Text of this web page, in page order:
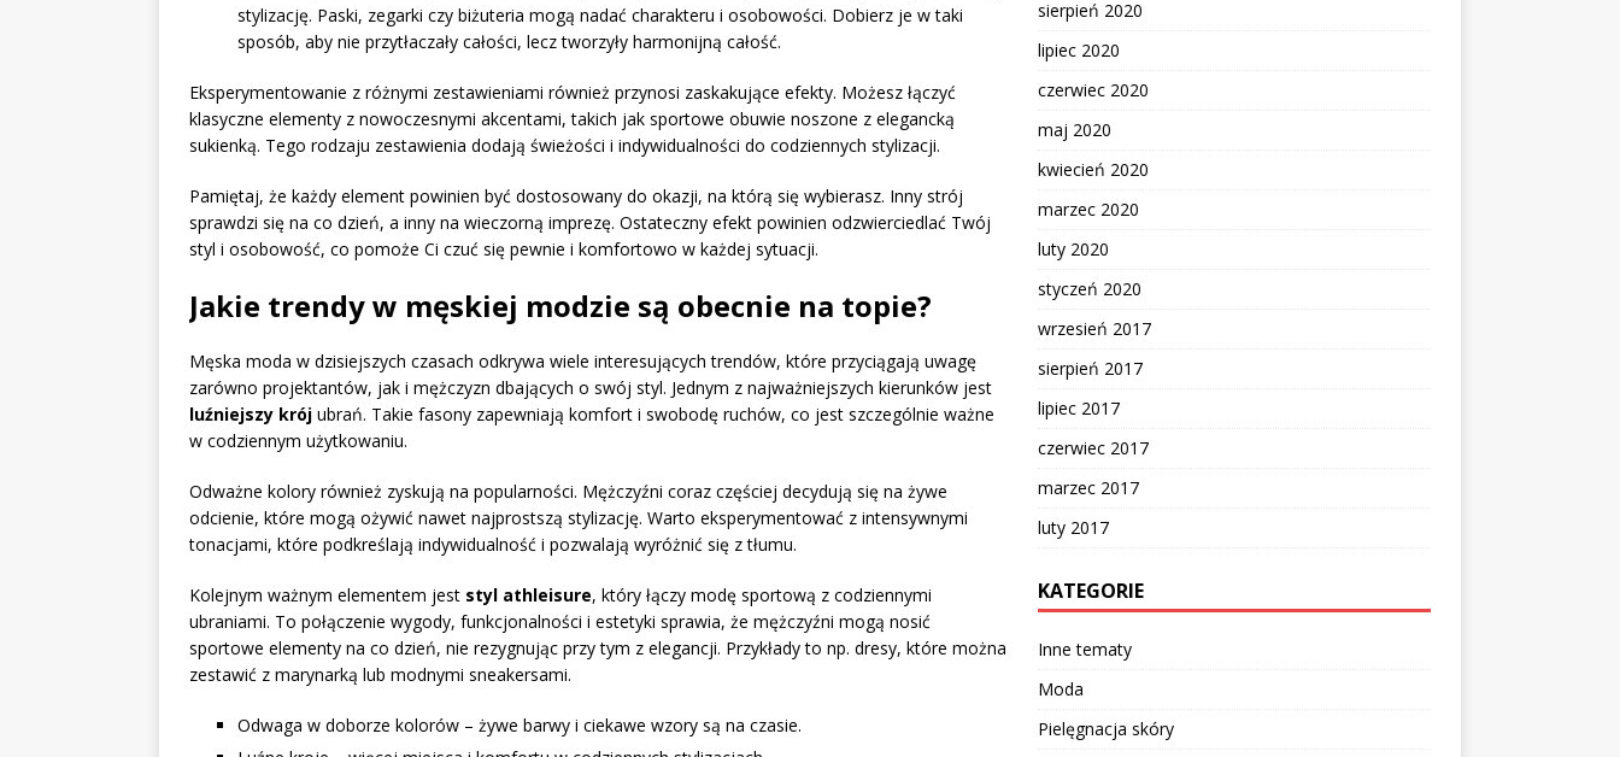
stylizację. Paski, zegarki czy biżuteria mogą nadać charakteru i osobowości. Dobierz je w taki
sposób, aby nie przytłaczały całości, lecz tworzyły harmonijną całość.
Eksperymentowanie z różnymi zestawieniami również przynosi zaskakujące efekty. Możesz łączyć
klasyczne elementy z nowoczesnymi akcentami, takich jak sportowe obuwie noszone z elegancką
sukienką. Tego rodzaju zestawienia dodają świeżości i indywidualności do codziennych stylizacji.
Pamiętaj, że każdy element powinien być dostosowany do okazji, na którą się wybierasz. Inny strój
sprawdzi się na co dzień, a inny na wieczorną imprezę. Ostateczny efekt powinien odzwierciedlać Twój
styl i osobowość, co pomoże Ci czuć się pewnie i komfortowo w każdej sytuacji.
Jakie trendy w męskiej modzie są obecnie na topie?
Męska moda w dzisiejszych czasach odkrywa wiele interesujących trendów, które przyciągają uwagę
zarówno projektantów, jak i mężczyzn dbających o swój styl. Jednym z najważniejszych kierunków jest
luźniejszy krój ubrań. Takie fasony zapewniają komfort i swobodę ruchów, co jest szczególnie ważne
w codziennym użytkowaniu.
Odważne kolory również zyskują na popularności. Mężczyźni coraz częściej decydują się na żywe
odcienie, które mogą ożywić nawet najprostszą stylizację. Warto eksperymentować z intensywnymi
tonacjami, które podkreślają indywidualność i pozwalają wyróżnić się z tłumu.
Kolejnym ważnym elementem jest styl athleisure, który łączy modę sportową z codziennymi
ubraniami. To połączenie wygody, funkcjonalności i estetyki sprawia, że mężczyźni mogą nosić
sportowe elementy na co dzień, nie rezygnując przy tym z elegancji. Przykłady to np. dresy, które można
zestawić z marynarką lub modnymi sneakersami.
Odwaga w doborze kolorów – żywe barwy i ciekawe wzory są na czasie.
sierpień 2020
lipiec 2020
czerwiec 2020
maj 2020
kwiecień 2020
marzec 2020
luty 2020
styczeń 2020
wrzesień 2017
sierpień 2017
lipiec 2017
czerwiec 2017
marzec 2017
luty 2017
KATEGORIE
Inne tematy
Moda
Pielęgnacja skóry